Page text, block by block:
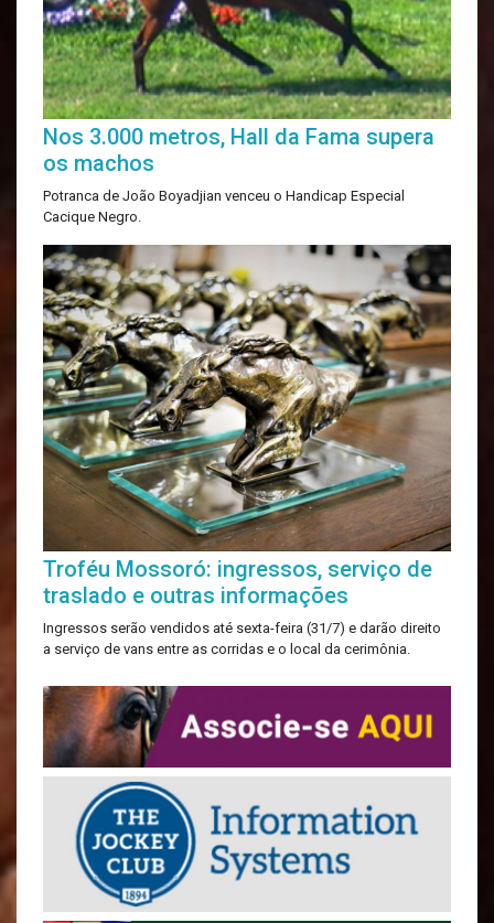
Nos 3.000 metros, Hall da Fama supera
os machos
Potranca de João Boyadjian venceu o Handicap Especial
Cacique Negro.
Troféu Mossoró: ingressos, serviço de
traslado e outras informações
Ingressos serão vendidos até sexta-feira (31/7) e darão direito
a serviço de vans entre as corridas e o local da cerimônia.